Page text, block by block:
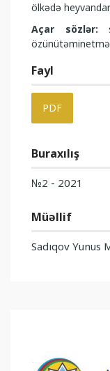
ölkədə
Açar sözlər:
Fayl
PDF
Buraxılış
№2 - 2021
Müəllif
Sadıqov Yunus